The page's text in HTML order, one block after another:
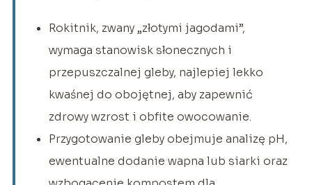
Rokitnik, zwany „złotymi jagodami”,
wymaga stanowisk słonecznych i
przepuszczalnej gleby, najlepiej lekko
kwaśnej do obojętnej, aby zapewnić
zdrowy wzrost i obfite owocowanie.
Przygotowanie gleby obejmuje analizę pH,
ewentualne dodanie wapna lub siarki oraz